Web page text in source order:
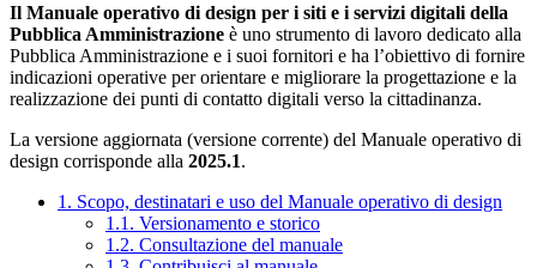
Il Manuale operativo di design per i siti e i servizi digitali della
Pubblica Amministrazione è uno strumento di lavoro dedicato alla
Pubblica Amministrazione e i suoi fornitori e ha l’obiettivo di fornire
indicazioni operative per orientare e migliorare la progettazione e la
realizzazione dei punti di contatto digitali verso la cittadinanza.
La versione aggiornata (versione corrente) del Manuale operativo di
design corrisponde alla 2025.1.
1. Scopo, destinatari e uso del Manuale operativo di design
1.1. Versionamento e storico
1.2. Consultazione del manuale